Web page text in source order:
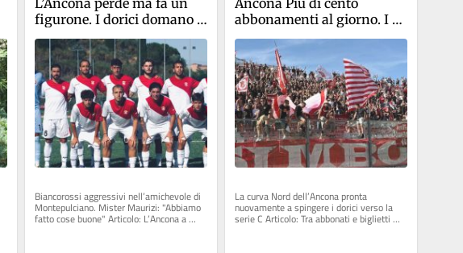
figurone. I dorici domano
una squadra di C
Biancorossi aggressivi nell’amichevole di
Montepulciano. Mister Maurizi: "Abbiamo
fatto cose buone" Articolo: L’Ancona a
abbonamenti al giorno. I
tifosi ricoprono d’affetto i
nuovi biancorossi
La curva Nord dell’Ancona pronta
nuovamente a spingere i dorici verso la
serie C Articolo: Tra abbonati e biglietti